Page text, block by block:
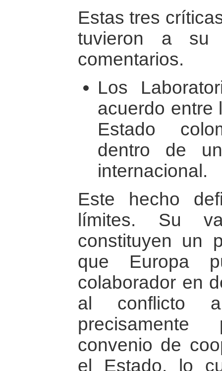
Estas tres
tuvieron a su
comentarios.
Los
acuerdo entre
Estado
dentro de
internacional.
Este hecho
límites. Su
constituyen un
que Europa
colaborador en
al conflicto
convenio de
el Estado, lo